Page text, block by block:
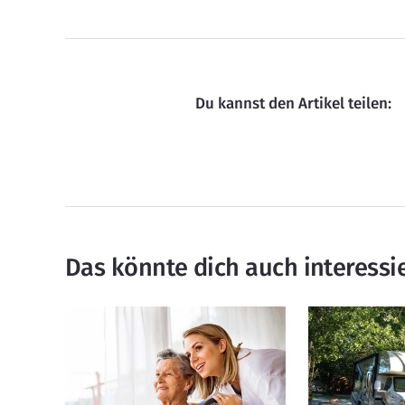
Du kannst den Artikel teilen:
Das könnte dich auch